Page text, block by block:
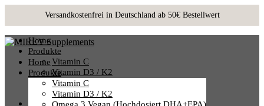
Home
Produkte
Vitamin C
Vitamin D3 / K2
Home
Produkte
Vitamin C
Vitamin D3 / K2
Omega 3 Vegan (hochdosiert DHA+EPA)
Wellness / Lifestyle
Shop